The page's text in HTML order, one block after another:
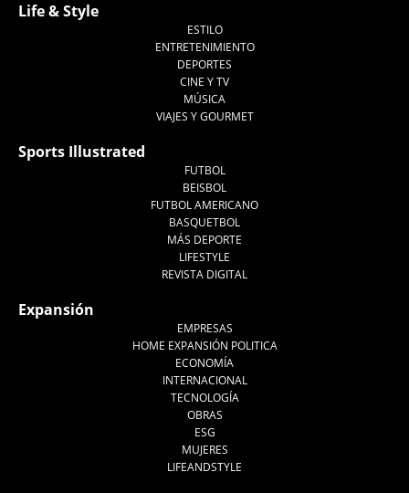
Life & Style
ESTILO
ENTRETENIMIENTO
DEPORTES
CINE Y TV
MÚSICA
VIAJES Y GOURMET
Sports Illustrated
FUTBOL
BEISBOL
FUTBOL AMERICANO
BASQUETBOL
MÁS DEPORTE
LIFESTYLE
REVISTA DIGITAL
Expansión
EMPRESAS
HOME EXPANSIÓN POLITICA
ECONOMÍA
INTERNACIONAL
TECNOLOGÍA
OBRAS
ESG
MUJERES
LIFEANDSTYLE